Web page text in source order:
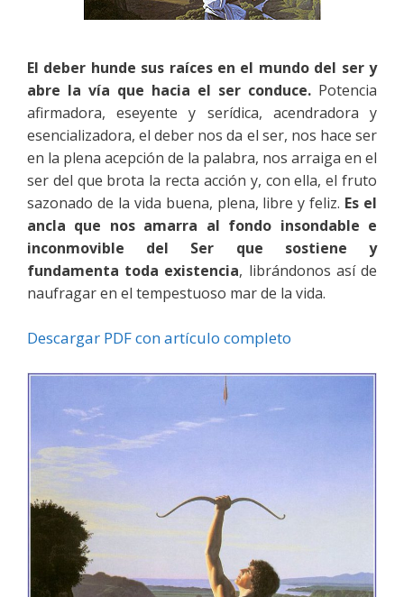
El deber hunde sus raíces en el mundo del ser y
abre la vía que hacia el ser conduce. Potencia
afirmadora, eseyente y serídica, acendradora y
esencializadora, el deber nos da el ser, nos hace ser
en la plena acepción de la palabra, nos arraiga en el
ser del que brota la recta acción y, con ella, el fruto
sazonado de la vida buena, plena, libre y feliz. Es el
ancla que nos amarra al fondo insondable e
inconmovible del Ser que sostiene y
fundamenta toda existencia, librándonos así de
naufragar en el tempestuoso mar de la vida.
Descargar PDF con artículo completo